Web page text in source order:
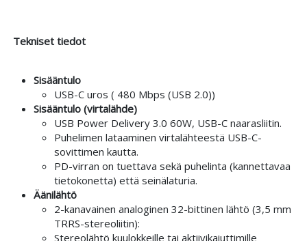
Tekniset tiedot
Sisääntulo
USB-C uros ( 480 Mbps (USB 2.0))
Sisääntulo (virtalähde)
USB Power Delivery 3.0 60W, USB-C naarasliitin.
Puhelimen lataaminen virtalähteestä USB-C-
sovittimen kautta.
PD-virran on tuettava sekä puhelinta (kannettavaa
tietokonetta) että seinälaturia.
Äänilähtö
2-kanavainen analoginen 32-bittinen lähtö (3,5 mm
TRRS-stereoliitin):
Stereolähtö kuulokkeille tai aktiivikaiuttimille